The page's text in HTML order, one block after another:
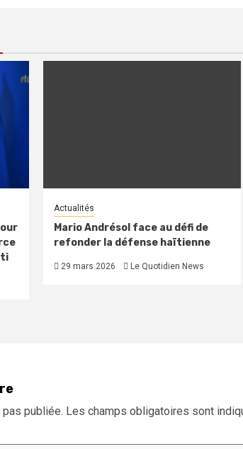
Actualités
Mario Andrésol face au défi de
refonder la défense haïtienne
29 mars 2026 Le Quotidien News
publiée. Les champs obligatoires sont